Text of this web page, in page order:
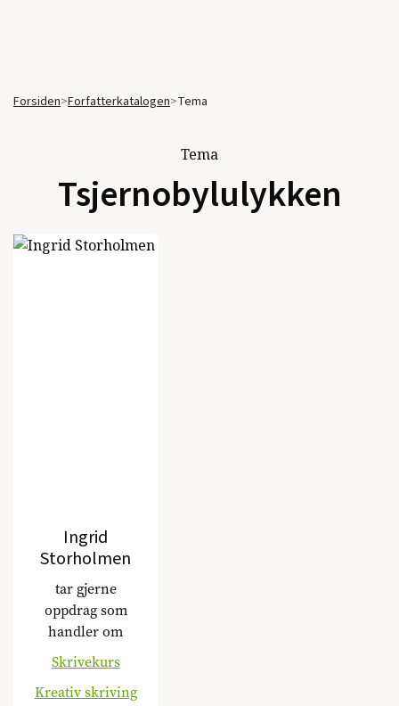
Forsiden>Forfatterkatalogen>Tema
Tema
Tsjernobylulykken
Ingrid
Storholmen
tar gjerne
oppdrag som
handler om
Skrivekurs
Kreativ skriving